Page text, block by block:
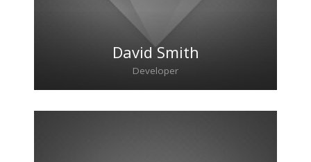
David Smith
Developer